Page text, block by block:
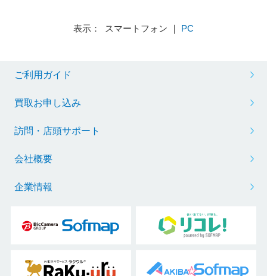
表示： スマートフォン ｜ PC
ご利用ガイド
買取お申し込み
訪問・店頭サポート
会社概要
企業情報